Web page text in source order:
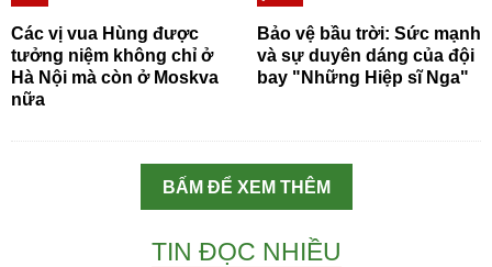
Các vị vua Hùng được
tưởng niệm không chỉ ở
Hà Nội mà còn ở Moskva
nữa
Bảo vệ bầu trời: Sức mạnh
và sự duyên dáng của đội
bay "Những Hiệp sĩ Nga"
BẤM ĐỂ XEM THÊM
TIN ĐỌC NHIỀU